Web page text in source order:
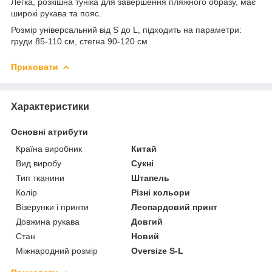
широкі рукава та пояс.
Розмір універсальний від S до L, підходить на параметри:
груди 85-110 см, стегна 90-120 см
Приховати
Характеристики
Основні атрибути
Країна виробник
Китай
Вид виробу
Сукні
Тип тканини
Штапель
Колір
Різні кольори
Візерунки і принти
Леопардовий принт
Довжина рукава
Довгий
Стан
Новий
Міжнародний розмір
Oversize S-L